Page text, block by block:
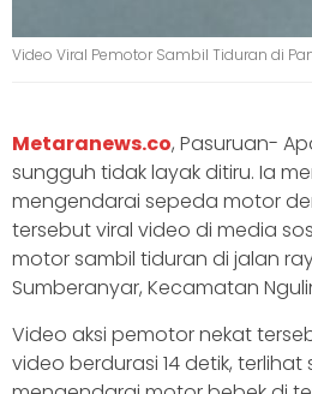
Video Viral Pemotor Sambil Tiduran di
Metaranews.co, Pasuruan-
sungguh tidak layak ditiru. Ia
mengendarai sepeda motor
tersebut viral video di media
motor sambil tiduran di jalan
Sumberanyar, Kecamatan
Video aksi pemotor nekat
video berdurasi 14 detik,